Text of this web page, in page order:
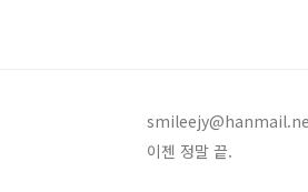
이젠 정말 끝.